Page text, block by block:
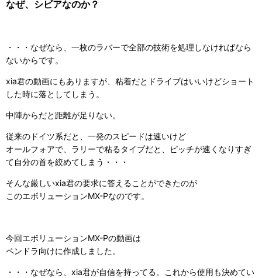
なぜ、シビアなのか？
・・・なぜなら、一枚のラバーで全部の技術を処理しなければなら
ないからです。
xia君の動画にもありますが、粘着だとドライブはいいけどショート
した時に落としてしまう。
中陣からだと距離が足りない。
従来のドイツ系だと、一発のスピードは速いけど
オールフォアで、ラリーで粘るタイプだと、ピッチが速くなりすぎ
て自分の首を絞めてしまう・・・
そんな厳しいxia君の要求に答えることができたのが
このエボリューションMX-Pなのです。
今回エボリューションMX-Pの動画は
ペンドラ向けに作成しました。
・・・なぜなら、xia君が自信を持ってる。これから使用も決めてい